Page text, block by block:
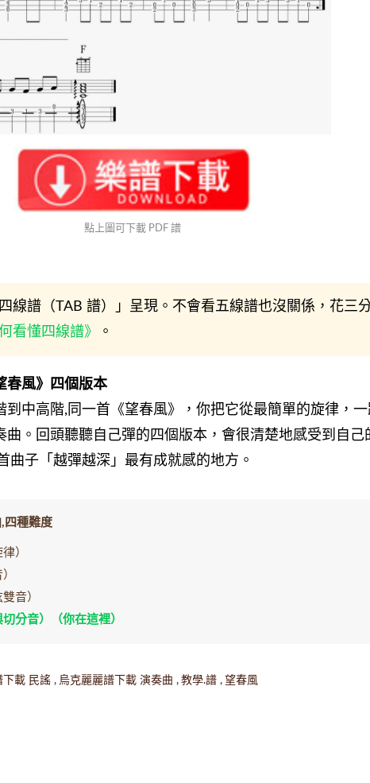
點上圖可下載 PDF 譜
線譜（TAB 譜）」呈現。不會看五線譜也沒關係，花三
看懂四線譜》 。
春風》四個版本
到中高階,同一首《望春風》，你把它從最簡單的旋律，
曲。回頭聽聽自己彈的四個版本，會很清楚地感受到自己
曲子「越彈越深」最有成就感的地方。
四種難度
）
音）
分音）（你在這裡）
下載 民謠 烏克麗麗譜下載 演奏曲 教學.譜 望春風